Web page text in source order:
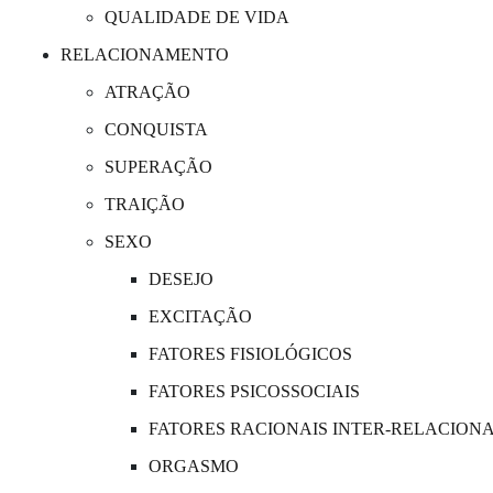
QUALIDADE DE VIDA
RELACIONAMENTO
ATRAÇÃO
CONQUISTA
SUPERAÇÃO
TRAIÇÃO
SEXO
DESEJO
EXCITAÇÃO
FATORES FISIOLÓGICOS
FATORES PSICOSSOCIAIS
FATORES RACIONAIS INTER-
ORGASMO